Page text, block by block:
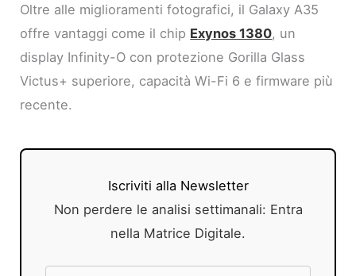
Oltre alle miglioramenti fotografici, il Galaxy A35
offre vantaggi come il chip Exynos 1380, un
display Infinity-O con protezione Gorilla Glass
Victus+ superiore, capacità Wi-Fi 6 e firmware più
recente.
Iscriviti alla Newsletter
Non perdere le analisi settimanali: Entra
nella Matrice Digitale.